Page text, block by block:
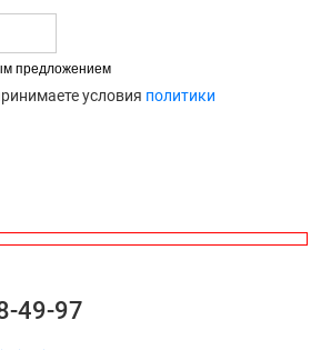
предложением
условия политики
49-97